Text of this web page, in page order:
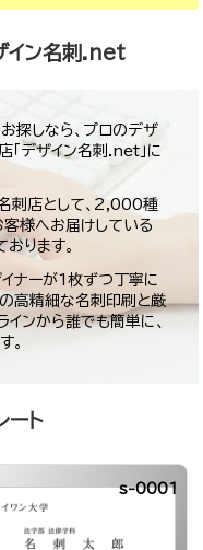
イン名刺.net
探しなら、プロのデザ
「デザイン名刺.net」に
刺店として、2,000種
様へお届けしている
おります。
ナーが1枚ずつ丁寧に
の高精細な名刺印刷と厳
ンから誰でも簡単に、
。
ート
s-0001